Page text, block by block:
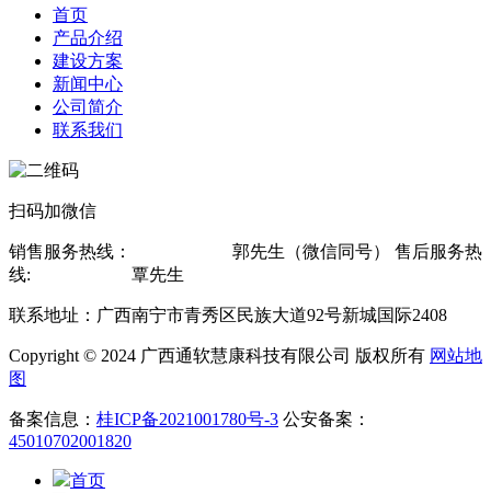
首页
产品介绍
建设方案
新闻中心
公司简介
联系我们
扫码加微信
销售服务热线：
郭先生（微信同号） 售后服务热
线:
覃先生
联系地址：广西南宁市青秀区民族大道92号新城国际2408
Copyright © 2024 广西通软慧康科技有限公司 版权所有 网站地
图
备案信息： 桂ICP备2021001780号-3 公安备案：
45010702001820
首页